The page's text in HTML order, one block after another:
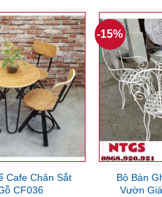
1,410,000₫.
Cafe Chân Sắt
CF036
-15%
Bộ Bàn
Vườn